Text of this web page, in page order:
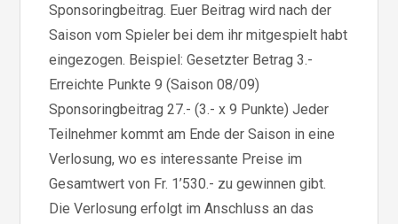
Sponsoringbeitrag. Euer Beitrag wird nach der
Saison vom Spieler bei dem ihr mitgespielt habt
eingezogen. Beispiel: Gesetzter Betrag 3.-
Erreichte Punkte 9 (Saison 08/09)
Sponsoringbeitrag 27.- (3.- x 9 Punkte) Jeder
Teilnehmer kommt am Ende der Saison in eine
Verlosung, wo es interessante Preise im
Gesamtwert von Fr. 1’530.- zu gewinnen gibt.
Die Verlosung erfolgt im Anschluss an das